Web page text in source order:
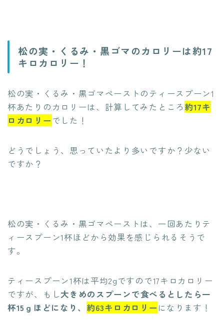
松の実・くるみ・黒ゴマのカロリーは約17
キロカロリー！
松の実・くるみ・黒ゴマペーストのティースプーン1
杯あたりのカロリーは、計算してみたところ 約17キ
ロカロリー でした！
どうでしょう、思っていたより多いですか？少ない
ですか？
松の実・くるみ・黒ゴマペーストは、一回あたりテ
ィースプーン1杯ほどから効果を感じられるそうで
す。
ティースプーン1杯は平均2gですので17キロカロリー
ですが、もし大きめのスプーンで食べるとしたら一
杯15ｇほどになり、 約63キロカロリー になります！